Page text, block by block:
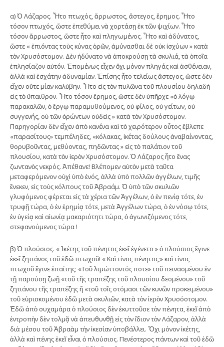
α) Ὁ Λάζαρος. Ἦτο πτωχός, ἄρρωστος, ἄστεγος, ἔρημος. Ἦτο
τόσον πτωχός, ὥστε ἐπεθύμει νὰ χορτάσῃ ἐκ τῶν ψιχίων. Ἦτο
τόσον ἄρρωστος, ὥστε ἦτο καὶ πληγωμένος. Ἦτο καὶ ἀδύνατος,
ὥστε « ἐπιόντας τοὺς κύνας ὁρῶν, ἀμύνασθαι δὲ οὐκ ἰσχύων » κατὰ
τὸν Χρυσόστομον. Δὲν ἠδύνατο νὰ ἀποκρούσῃ τὰ σκυλιά, τὰ ὁποῖα
ἐπλησίαζον αὐτόν. Ἑπομένως εἶχεν ὄχι μόνον πληγάς καὶ ἀσθένειαν,
ἀλλὰ καὶ ἐσχάτην ἀδυναμίαν. Ἐπίσης ἦτο τελείως ἄστεγος, ὥστε δὲν
εἶχεν οὔτε μίαν καλὺβην. Ἦτο εἰς τὸν πυλῶνα τοῦ πλουσίου δηλαδὴ
εἰς τὸ ὕπαιθρον. Ἦτο τόσον ἔρημος, ὥστε δὲν ὑπῆρχε «ὁ λόγῳ
παρακαλῶν, ὁ ἔργῳ παραμυθούμενος, οὐ φίλος, οὐ γείτων, οὐ
συγγενής, οὐ τῶν ὁρώντων οὐδεὶς » κατὰ τὸν Χρυσόστομον.
Παρηγορίαν δὲν εἶχεν ἀπὸ κανένα καὶ τὸ χειρότερον οὗτος ἔβλεπε
«παρασίτους» τεμπέληδες, «κόλακας, ἱκέτας δούλους ἀναβαίνοντας,
θορυβοῦντας, μεθύοντας, πηδῶντας » εἰς τὸ παλάτιον τοῦ
πλουσίου, κατὰ τὸν ἱερὸν Χρυσόστομον. Ὁ Λάζαρος ἦτο ἕνας
ζωντανὸς νεκρός. Ἀπέθανε! Βλέπομεν αὐτὸν μετὰ ταῦτα
μεταφερόμενον οὐχὶ ὑπὸ ἑνός, ἀλλὰ ὑπὸ πολλῶν ἀγγέλων, τιμῆς
ἕνεκεν, εἰς τοὺς κόλπους τοῦ Ἀβραάμ. Ὁ ὑπὸ τῶν σκυλιῶν
γλυφόμενος φέρεται εἰς τὰ χέρια τῶν Ἀγγέλων, ὁ ἐν πενίᾳ τότε, ἐν
τρυφῇ τώρα, ὁ ἐν ἐρημίᾳ τότε, μετὰ Ἀγγέλων τώρα, ὁ ἐν νόσῳ τότε,
ἐν ὑγείᾳ καὶ αἰωνίᾳ μακαριότητι τώρα, ὁ ἀγωνιζόμενος τότε,
στεφανούμενος τώρα !
β) Ὁ πλούσιος. « Ἱκέτης τοῦ πένητος ἐκεῖ ἐγένετο » ὁ πλούσιος ἔγινε
ἐκεῖ ζητιάνος τοῦ ἐδῶ πτωχοῦ! « Καὶ τίνος πένητος;» καὶ τίνος
πτωχοῦ ἔγινε ἐπαίτης; «Τοῦ λιμώττοντός ποτε» τοῦ πεινασμένου ἐν
τῇ παρούσῃ ζωῇ «τοῦ τῆς τραπέζης τοῦ πλουσίου δεομένου» τοῦ
ζητιάνου τῆς τραπέζης ἤ «τοῦ τοῖς στόμασι τῶν κυνῶν προκειμένου»
τοῦ εὑρισκομένου ἐδῶ μετὰ σκυλιῶν, κατὰ τὸν ἱερὸν Χρυσόστομον.
Ἐδῶ ἀπὸ συχαμάρα ὁ πλούσιος δὲν ἐκυττοῦσε τὸν πένητα, ἐκεῖ ἀπὸ
ἐντροπὴν δὲν τολμᾷ νὰ ἀπευθυνθῇ εἰς τὸν ἴδιον τὸν Λάζαρον, ἀλλὰ
διὰ μέσου τοῦ Ἀβραὰμ τὴν ἱκεσίαν ὑποβάλλει. Ὄχι μόνον ἱκέτης,
ἀλλὰ καὶ πένης ἐκεῖ εἶναι ὁ πλούσιος. Πενέστερος πάντων καὶ τοῦ ἐδῶ